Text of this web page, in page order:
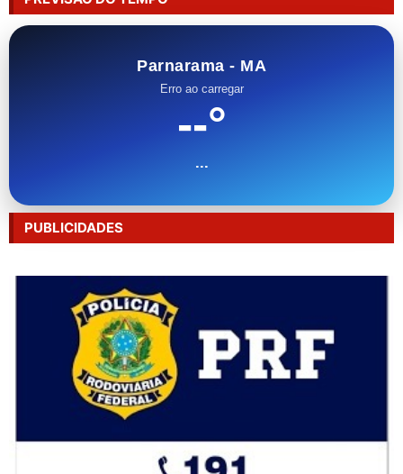
Parnarama - MA
Erro ao carregar
--°
...
PUBLICIDADES